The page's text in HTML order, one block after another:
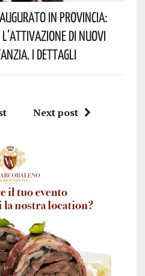
In Provincia:
Di Nuovi
I Dettagli
Next post